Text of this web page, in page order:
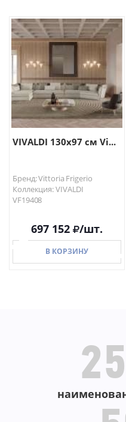
В КОРЗИНУ
VIVALDI 130х97 см Vi...
Бренд: Vittoria Frigerio
Коллекция: VIVALDI
VF19408
697 152 /шт.
В КОРЗИНУ